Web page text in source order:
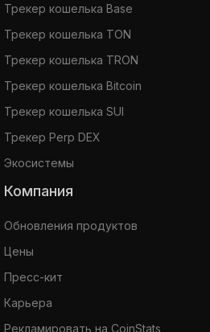
Трекер кошелька Base
Трекер кошелька TON
Трекер кошелька TRON
Трекер кошелька Bitcoin
Трекер кошелька SUI
Трекер Perp DEX
Экосистемы
Компания
Обновления продуктов
Цены
Пресс-кит
Карьера
Рекламировать на CoinStats